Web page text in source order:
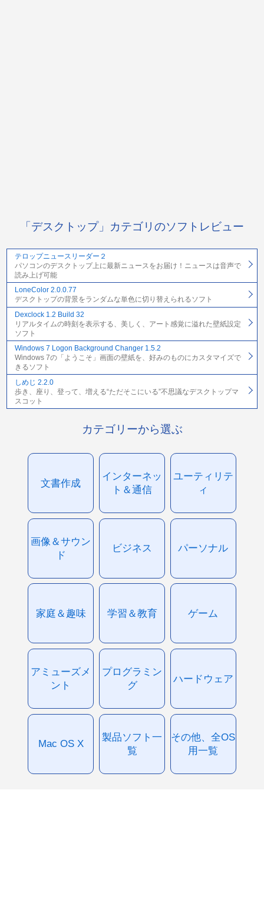
「デスクトップ」カテゴリのソフトレビュー
テロップニュースリーダー２
パソコンのデスクトップ上に最新ニュースをお届け！ニュースは音声で
読み上げ可能
LoneColor 2.0.0.77
デスクトップの背景をランダムな単色に切り替えられるソフト
Dexclock 1.2 Build 32
リアルタイムの時刻を表示する、美しく、アート感覚に溢れた壁紙設定
ソフト
Windows 7 Logon Background Changer 1.5.2
Windows 7の「ようこそ」画面の壁紙を、好みのものにカスタマイズで
きるソフト
しめじ 2.2.0
歩き、座り、登って、増える“ただそこにいる”不思議なデスクトップマ
スコット
カテゴリーから選ぶ
文書作成
インターネッ
ト＆通信
ユーティリテ
ィ
画像＆サウン
ド
ビジネス パーソナル
家庭＆趣味 学習＆教育 ゲーム
アミューズメ
ント
プログラミン
グ
ハードウェア
Mac OS X
製品ソフト一
覧
その他、全OS
用一覧